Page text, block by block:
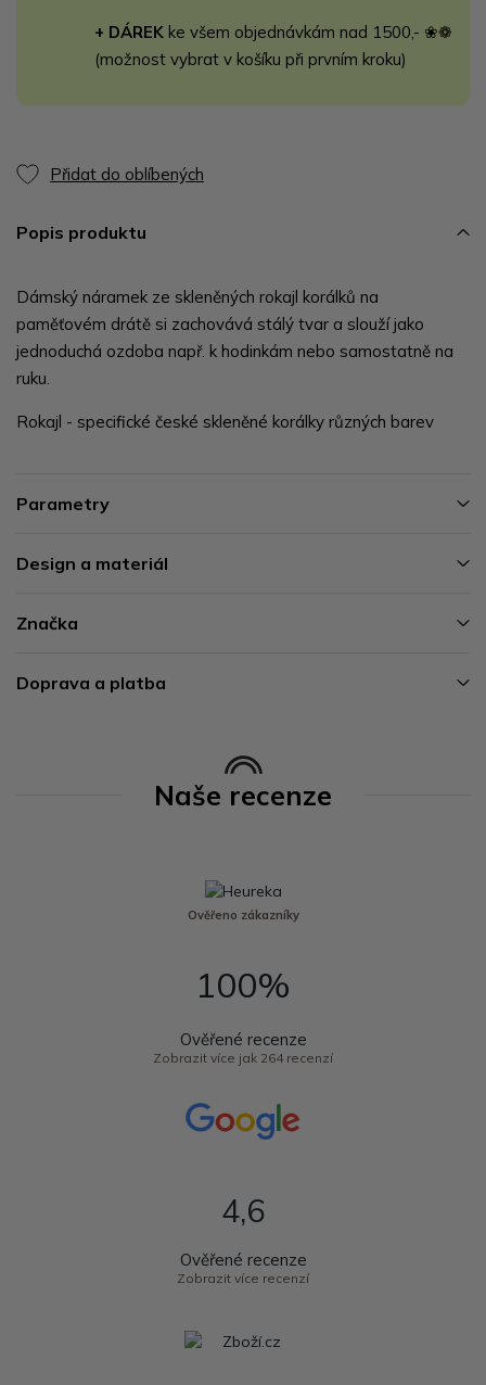
+ DÁREK ke všem objednávkám nad 1500,- ❀❁
(možnost vybrat v košíku při prvním kroku)
Přidat do oblíbených
Popis produktu
Dámský náramek ze skleněných rokajl korálků na
paměťovém drátě si zachovává stálý tvar a slouží jako
jednoduchá ozdoba např. k hodinkám nebo samostatně na
ruku.
Rokajl - specifické české skleněné korálky různých barev
Parametry
Design a materiál
Značka
Doprava a platba
Naše recenze
Ověřeno zákazníky
100%
Ověřené recenze
Zobrazit více jak 264 recenzí
4,6
Ověřené recenze
Zobrazit více recenzí